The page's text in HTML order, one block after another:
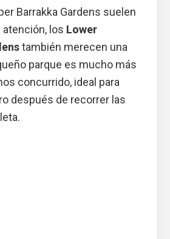
Barrakka Gardens suelen
atención, los Lower
también merecen una
parque es mucho más
concurrido, ideal para
después de recorrer las